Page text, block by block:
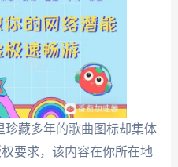
藏多年的歌曲图标却集体
要求，该内容在你所在地